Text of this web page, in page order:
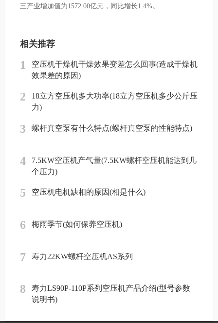
三产业增加值为1572.00亿元，同比增长1.4%。
相关推荐
1
空压机干燥机干燥效果变差怎么回事(造成干燥机
效果差的原因)
2
18立方空压机多大功率(18立方空压机多少公斤压
力)
3 螺杆真空泵有什么特点(螺杆真空泵的性能特点)
4
7.5KW空压机产气量(7.5KW螺杆空压机能达到几
个压力)
5 空压机电机缺相的原因(相是什么)
6 梅雨季节(如何保养空压机)
7 寿力22KW螺杆空压机AS系列
8
寿力LS90P-110P系列空压机产品介绍(型号参数
说明书)